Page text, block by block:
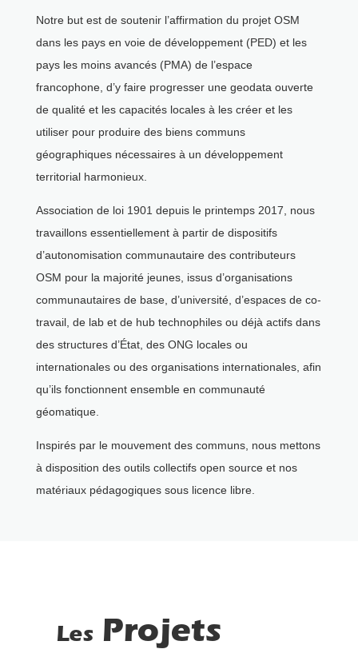
Notre but est de soutenir l’affirmation du projet OSM
dans les pays en voie de développement (PED) et les
pays les moins avancés (PMA) de l’espace
francophone, d’y faire progresser une geodata ouverte
de qualité et les capacités locales à les créer et les
utiliser pour produire des biens communs
géographiques nécessaires à un développement
territorial harmonieux.
Association de loi 1901 depuis le printemps 2017, nous
travaillons essentiellement à partir de dispositifs
d’autonomisation communautaire des contributeurs
OSM pour la majorité jeunes, issus d’organisations
communautaires de base, d’université, d’espaces de co-
travail, de lab et de hub technophiles ou déjà actifs dans
des structures d’État, des ONG locales ou
internationales ou des organisations internationales, afin
qu’ils fonctionnent ensemble en communauté
géomatique.
Inspirés par le mouvement des communs, nous mettons
à disposition des outils collectifs open source et nos
matériaux pédagogiques sous licence libre.
Les Projets